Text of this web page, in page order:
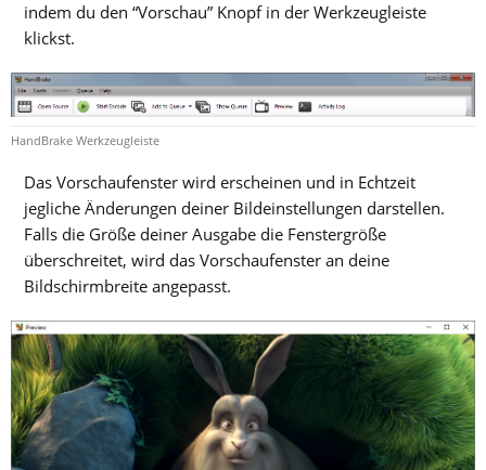
indem du den “Vorschau” Knopf in der Werkzeugleiste
klickst.
HandBrake Werkzeugleiste
Das Vorschaufenster wird erscheinen und in Echtzeit
jegliche Änderungen deiner Bildeinstellungen darstellen.
Falls die Größe deiner Ausgabe die Fenstergröße
überschreitet, wird das Vorschaufenster an deine
Bildschirmbreite angepasst.